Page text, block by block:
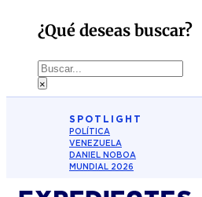
¿Qué deseas buscar?
Buscar
×
SPOTLIGHT
POLÍTICA
VENEZUELA
DANIEL NOBOA
MUNDIAL 2026